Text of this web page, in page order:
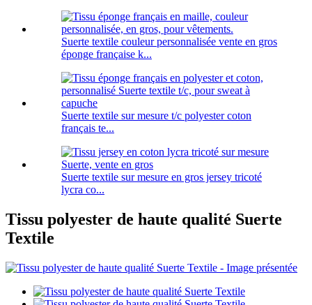
Suerte textile couleur personnalisée vente en gros
éponge française k...
Suerte textile sur mesure t/c polyester coton
français te...
Suerte textile sur mesure en gros jersey tricoté
lycra co...
Tissu polyester de haute qualité Suerte
Textile